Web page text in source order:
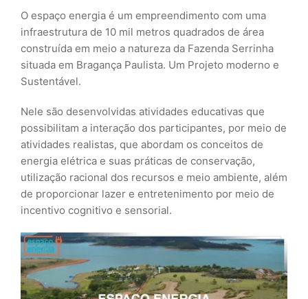
O espaço energia é um empreendimento com uma
infraestrutura de 10 mil metros quadrados de área
construída em meio a natureza da Fazenda Serrinha
situada em Bragança Paulista. Um Projeto moderno e
Sustentável.
Nele são desenvolvidas atividades educativas que
possibilitam a interação dos participantes, por meio de
atividades realistas, que abordam os conceitos de
energia elétrica e suas práticas de conservação,
utilização racional dos recursos e meio ambiente, além
de proporcionar lazer e entretenimento por meio de
incentivo cognitivo e sensorial.